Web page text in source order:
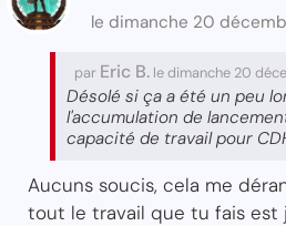
le dimanche 20
par Eric B. le dimanche 20
Désolé si ça a été un peu
l'accumulation de
capacité de travail pour
Aucuns soucis, cela me
tout le travail que tu fais est